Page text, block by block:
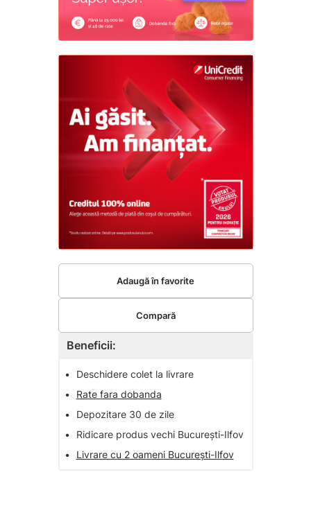
Beneficii:
•
Deschidere colet la livrare
•
Rate fara dobanda
•
Depozitare 30 de zile
•
Ridicare produs vechi București-Ilfov
•
Livrare cu 2 oameni București-Ilfov
Adaugă în favorite
Compară